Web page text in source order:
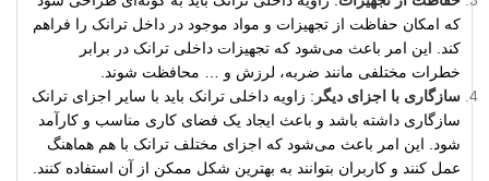
که امکان حفاظت از تجهیزات و مواد موجود در داخل ترانک را فراهم
کند. این امر باعث می‌شود که تجهیزات داخلی ترانک در برابر
خطرات مختلفی مانند ضربه، لرزش و … محافظت شوند.
سازگاری با اجزای دیگر : زاویه داخلی ترانک باید با سایر اجزای ترانک
سازگاری داشته باشد و باعث ایجاد یک فضای کاری مناسب و کارآمد
شود. این امر باعث می‌شود که اجزای مختلف ترانک با هم هماهنگ
عمل کنند و کاربران بتوانند به بهترین شکل ممکن از آن استفاده کنند.